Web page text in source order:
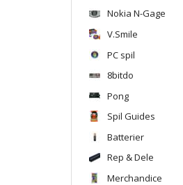
Nokia N-Gage
V.Smile
PC spil
8bitdo
Pong
Spil Guides
Batterier
Rep & Dele
Merchandice